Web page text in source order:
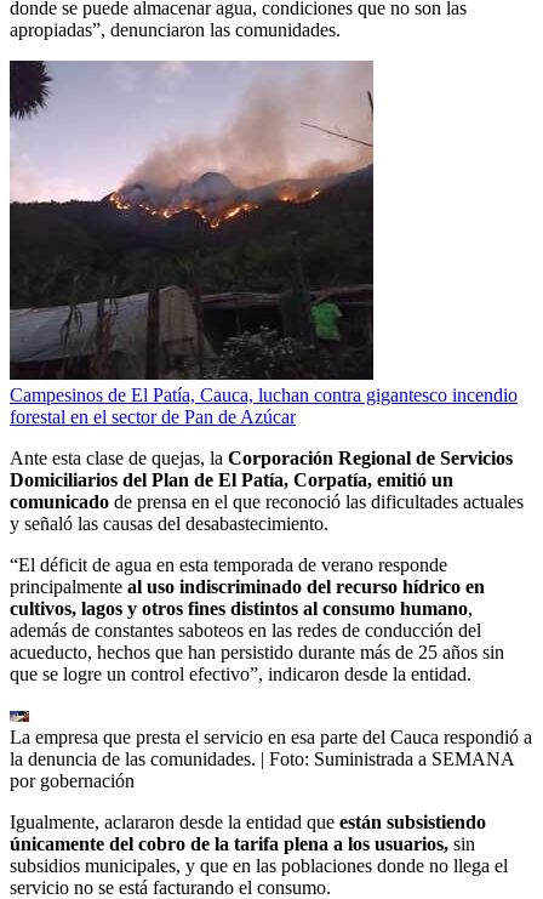
donde se puede almacenar agua, condiciones que no son las
apropiadas”, denunciaron las comunidades.
Campesinos de El Patía, Cauca, luchan contra gigantesco incendio
forestal en el sector de Pan de Azúcar
Ante esta clase de quejas, la Corporación Regional de Servicios
Domiciliarios del Plan de El Patía, Corpatía, emitió un
comunicado de prensa en el que reconoció las dificultades actuales
y señaló las causas del desabastecimiento.
“El déficit de agua en esta temporada de verano responde
principalmente al uso indiscriminado del recurso hídrico en
cultivos, lagos y otros fines distintos al consumo humano,
además de constantes saboteos en las redes de conducción del
acueducto, hechos que han persistido durante más de 25 años sin
que se logre un control efectivo”, indicaron desde la entidad.
La empresa que presta el servicio en esa parte del Cauca respondió a
la denuncia de las comunidades. | Foto: Suministrada a SEMANA
por gobernación
Igualmente, aclararon desde la entidad que están subsistiendo
únicamente del cobro de la tarifa plena a los usuarios, sin
subsidios municipales, y que en las poblaciones donde no llega el
servicio no se está facturando el consumo.